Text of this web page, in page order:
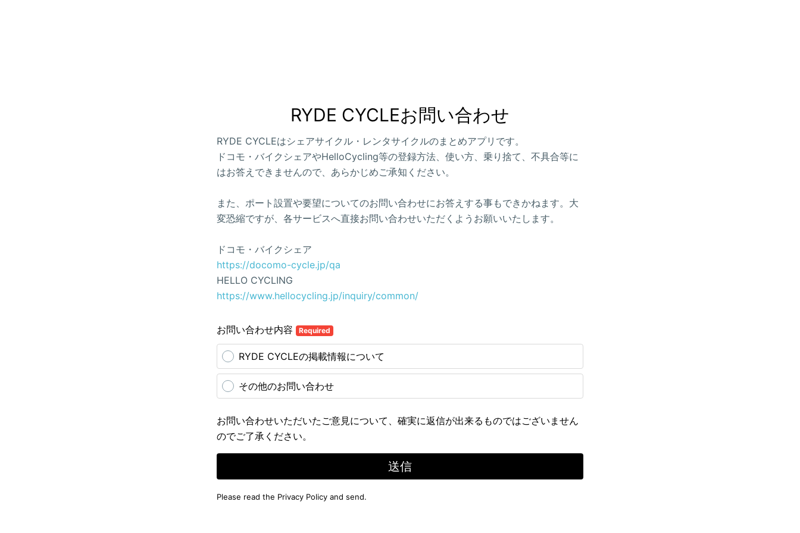
RYDE CYCLEお問い合わせ
RYDE CYCLEはシェアサイクル・レンタサイクルのまとめアプリです。
ドコモ・バイクシェアやHelloCycling等の登録方法、使い方、乗り捨て、不具合等に
はお答えできませんので、あらかじめご承知ください。
また、ポート設置や要望についてのお問い合わせにお答えする事もできかねます。大
変恐縮ですが、各サービスへ直接お問い合わせいただくようお願いいたします。
ドコモ・バイクシェア
https://docomo-cycle.jp/qa
HELLO CYCLING
https://www.hellocycling.jp/inquiry/common/
お問い合わせ内容 Required
RYDE CYCLEの掲載情報について
その他のお問い合わせ
お問い合わせいただいたご意見について、確実に返信が出来るものではございません
のでご了承ください。
送信
Please read the Privacy Policy and send.